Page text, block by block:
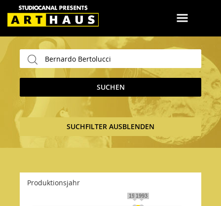
SUCHEN
SUCHFILTER AUSBLENDEN
Produktionsjahr
19871993